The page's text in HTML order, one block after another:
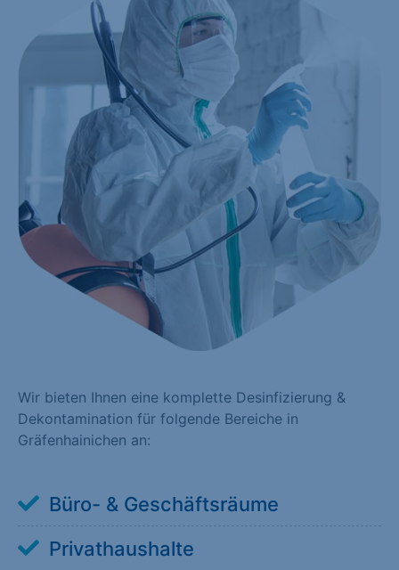
Wir bieten Ihnen eine komplette Desinfizierung &
Dekontamination für folgende Bereiche in
Gräfenhainichen an:
Büro- & Geschäftsräume
Privathaushalte